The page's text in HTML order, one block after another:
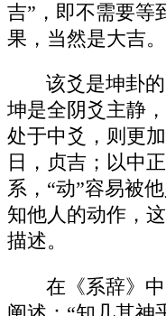
吉”，即不需要等
果，当然是大吉。
该爻是坤卦
坤是全阴爻主静
处于中爻，则更
日，贞吉；以中
系，“动”容易被
知他人的动作，
描述。
在《系辞》